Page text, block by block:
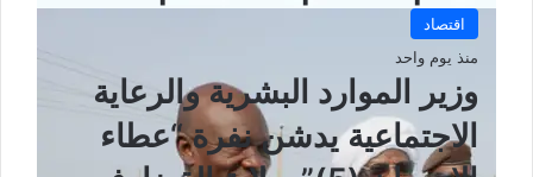
اقتصاد
منذ يوم واحد
وزير الموارد البشرية والرعاية
الاجتماعية يدشن نفرة “عطاء